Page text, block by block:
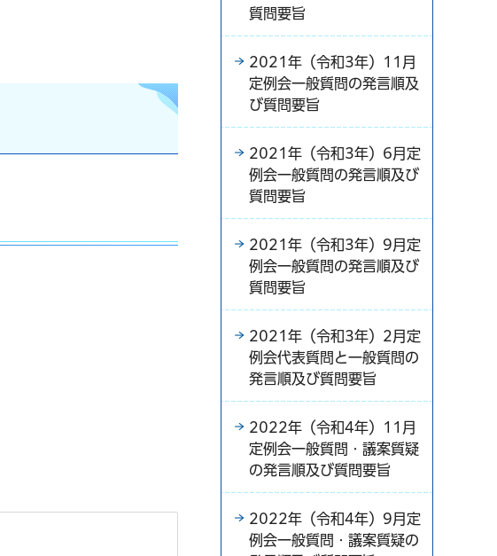
質問要旨
2021年（令和3年）11月
定例会一般質問の発言順及
び質問要旨
2021年（令和3年）6月定
例会一般質問の発言順及び
質問要旨
2021年（令和3年）9月定
例会一般質問の発言順及び
質問要旨
2021年（令和3年）2月定
例会代表質問と一般質問の
発言順及び質問要旨
2022年（令和4年）11月
定例会一般質問・議案質疑
の発言順及び質問要旨
2022年（令和4年）9月定
例会一般質問・議案質疑の